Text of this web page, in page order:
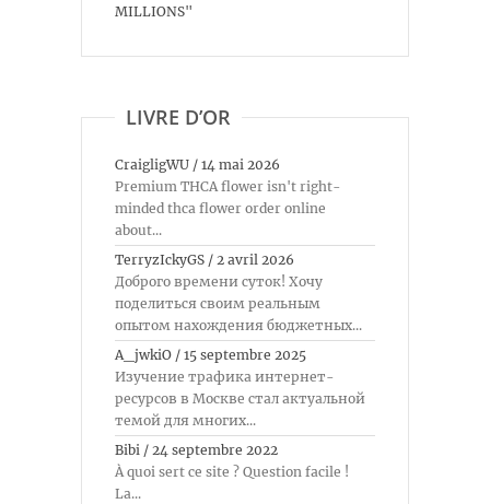
MILLIONS"
LIVRE D’OR
CraigligWU / 14 mai 2026
Premium THCA flower isn't right-
minded thca flower order online
about...
TerryzIckyGS / 2 avril 2026
Доброго времени суток! Хочу
поделиться своим реальным
опытом нахождения бюджетных...
A_jwkiO / 15 septembre 2025
Изучение трафика интернет-
ресурсов в Москве стал актуальной
темой для многих...
Bibi / 24 septembre 2022
À quoi sert ce site ? Question facile !
La...